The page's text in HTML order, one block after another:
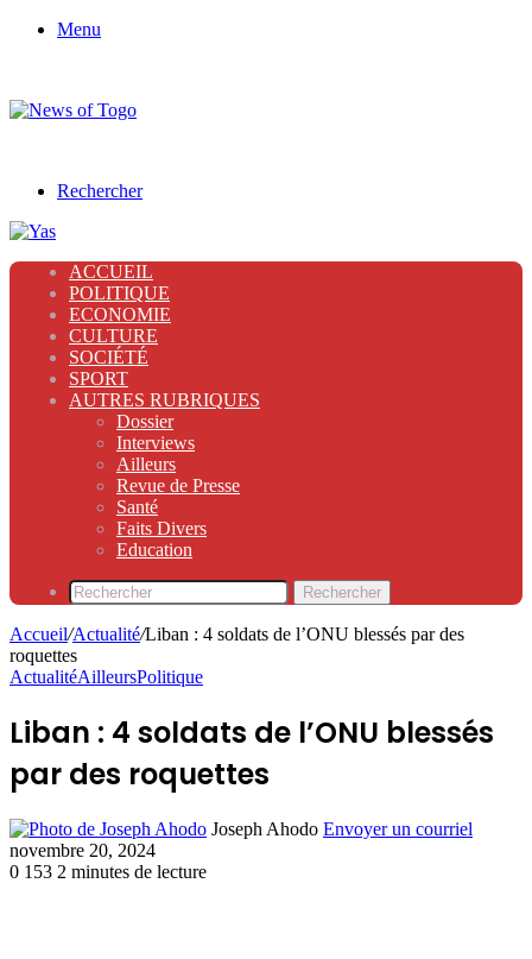
Menu
Rechercher
ACCUEIL
POLITIQUE
ECONOMIE
CULTURE
SOCIÉTÉ
SPORT
AUTRES RUBRIQUES
Dossier
Interviews
Ailleurs
Revue de Presse
Santé
Faits Divers
Education
Rechercher
Accueil/Actualité/Liban : 4 soldats de l’ONU blessés par des
roquettes
ActualitéAilleursPolitique
Liban : 4 soldats de l’ONU blessés
par des roquettes
Joseph Ahodo Envoyer un courriel
novembre 20, 2024
0 153 2 minutes de lecture